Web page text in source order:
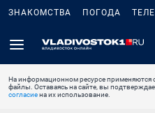
ЗНАКОМСТВА ПОГОДА
На информационном ресурсе применяются
файлы. Оставаясь на сайте, вы
согласиена их использование.